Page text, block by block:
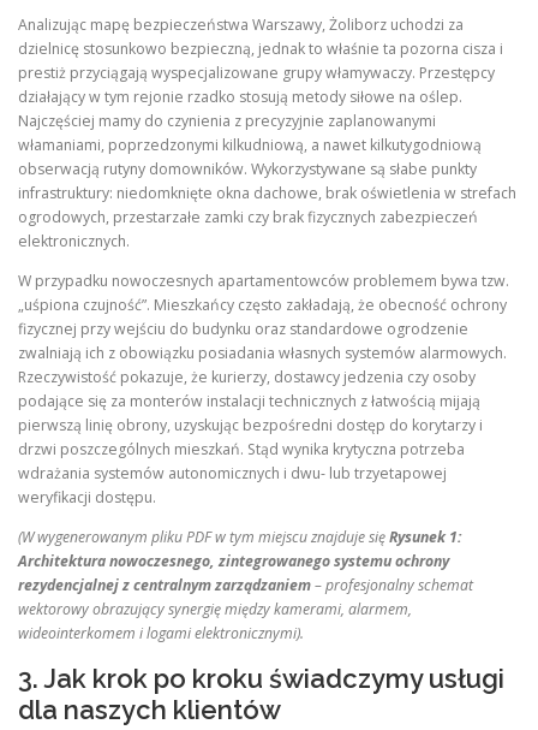
Analizując mapę bezpieczeństwa Warszawy, Żoliborz uchodzi za
dzielnicę stosunkowo bezpieczną, jednak to właśnie ta pozorna cisza i
prestiż przyciągają wyspecjalizowane grupy włamywaczy. Przestępcy
działający w tym rejonie rzadko stosują metody siłowe na oślep.
Najczęściej mamy do czynienia z precyzyjnie zaplanowanymi
włamaniami, poprzedzonymi kilkudniową, a nawet kilkutygodniową
obserwacją rutyny domowników. Wykorzystywane są słabe punkty
infrastruktury: niedomknięte okna dachowe, brak oświetlenia w strefach
ogrodowych, przestarzałe zamki czy brak fizycznych zabezpieczeń
elektronicznych.
W przypadku nowoczesnych apartamentowców problemem bywa tzw.
„uśpiona czujność”. Mieszkańcy często zakładają, że obecność ochrony
fizycznej przy wejściu do budynku oraz standardowe ogrodzenie
zwalniają ich z obowiązku posiadania własnych systemów alarmowych.
Rzeczywistość pokazuje, że kurierzy, dostawcy jedzenia czy osoby
podające się za monterów instalacji technicznych z łatwością mijają
pierwszą linię obrony, uzyskując bezpośredni dostęp do korytarzy i
drzwi poszczególnych mieszkań. Stąd wynika krytyczna potrzeba
wdrażania systemów autonomicznych i dwu- lub trzyetapowej
weryfikacji dostępu.
(W wygenerowanym pliku PDF w tym miejscu znajduje sięRysunek 1:
Architektura nowoczesnego, zintegrowanego systemu ochrony
rezydencjalnej z centralnym zarządzaniem– profesjonalny schemat
wektorowy obrazujący synergię między kamerami, alarmem,
wideointerkomem i logami elektronicznymi).
3. Jak krok po kroku świadczymy usługi
dla naszych klientów